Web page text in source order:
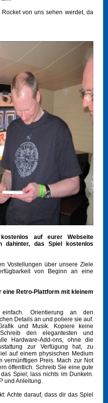
von uns sehen werdet, da
auf eurer Webseite
dahinter, das Spiel kostenlos
Vostellungen über unsere Ziele
von Beginn an eine
eine Retro-Plattform mit kleinem
Orientierung an den
Details an und poliere sie auf.
und Musik. Kopiere keine
den elegantesten und
Hardware-Add-ons, ohne die
zur Verfügung hat, zu
auf einem physischen Medium
vernünftigen Preis. Mach zur Not
öffentlich. Schreib Sie eine gute
Spiel; lass nichts im Dunkeln.
und Anleitung.
Achte darauf, dass dir das Spiel